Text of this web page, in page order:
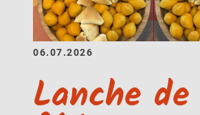
06.07.2026
Lanche de